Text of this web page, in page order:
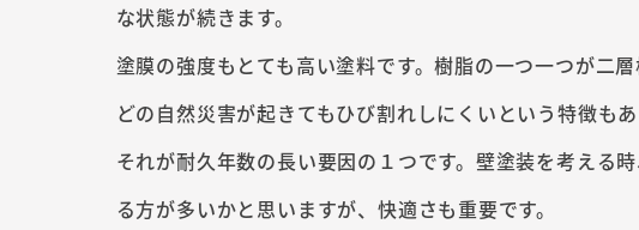
な状態が続きます。
塗膜の強度もとても高い塗料です。樹脂の一つ一つが二
どの自然災害が起きてもひび割れしにくいという特徴もあ
それが耐久年数の長い要因の１つです。壁塗装を考える
る方が多いかと思いますが、快適さも重要です。